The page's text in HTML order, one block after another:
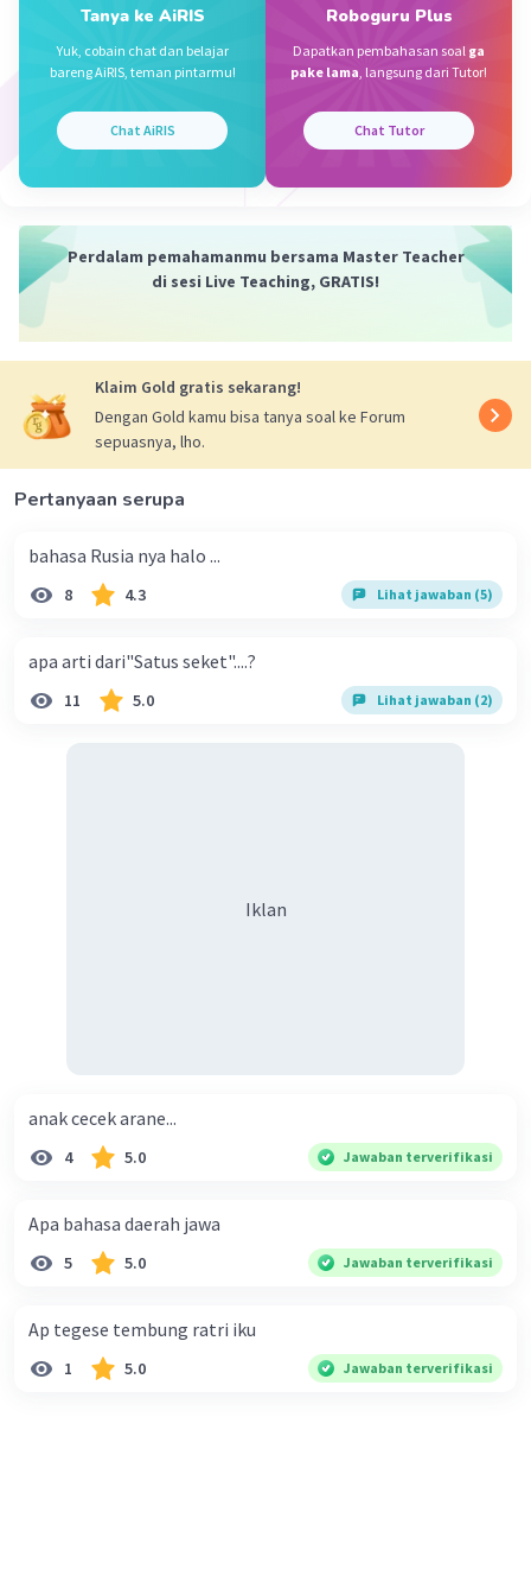
22 Januari 2024 10:55
Jawaban terverifikasi
Karena Dongeng nu eusina nyaritakeun sasatoan (
hewan ) kalawan paripolahna saperti manusa
Tanya ke AiRIS
Yuk, cobain chat dan belajar
bareng AiRIS, teman pintarmu!
Chat AiRIS
Roboguru Plus
Dapatkan pembahasan soal ga
pake lama, langsung dari Tutor!
Chat Tutor
Perdalam pemahamanmu bersama Master Teacher
di sesi Live Teaching, GRATIS!
Klaim Gold gratis sekarang!
Dengan Gold kamu bisa tanya soal ke Forum
sepuasnya, lho.
Pertanyaan serupa
bahasa Rusia nya halo ...
8 4.3 Lihat jawaban (5)
apa arti dari"Satus seket"....?
11 5.0 Lihat jawaban (2)
Iklan
anak cecek arane...
4 5.0 Jawaban terverifikasi
Apa bahasa daerah jawa
5 5.0 Jawaban terverifikasi
Ap tegese tembung ratri iku
1 5.0 Jawaban terverifikasi